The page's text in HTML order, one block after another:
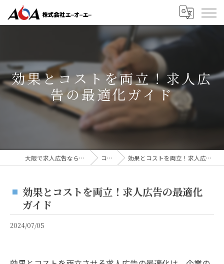
効果とコストを両立！求人広
告の最適化ガイド
大阪で求人広告なら株式会社AOA コラム 効果とコストを両立！求人広告の最適化ガイド
効果とコストを両立！求人広告の最適化
ガイド
2024/07/05